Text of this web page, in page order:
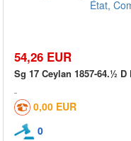
54,26 EUR
Sg 17 Ceylan 1857-64.½
0,00 EUR
0